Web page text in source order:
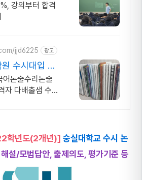
강의부터 합격
jjd6225 광고
수시대입 개
주개강
어논술수리논술
자 다배출샘 수업
학년도(2개년)] 숭실대학교 수시 논
설/모범답안, 출제의도, 평가기준 등